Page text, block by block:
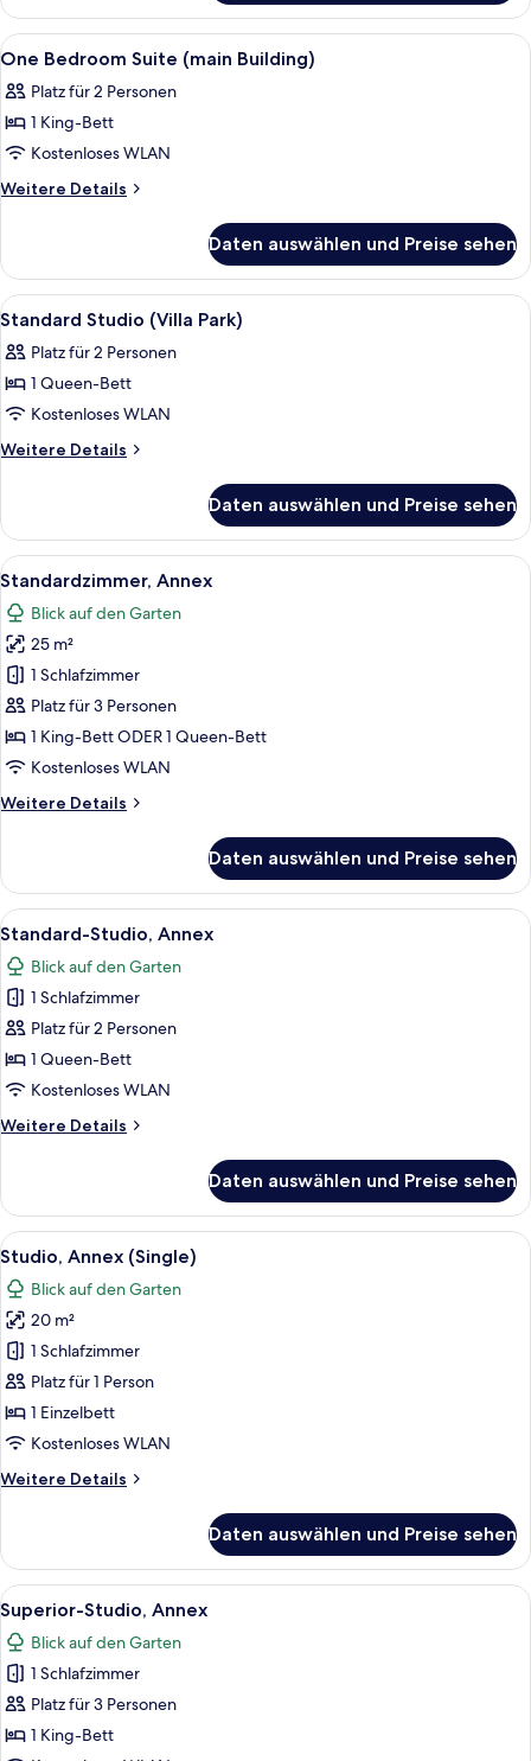
Studio
(villa
Park)
Alle
Fotos
für
One
Bedroom
Suite
anzeigen
Allergikerbettwaren, Zimmersafe,
1
One Bedroom Suite (main Building)
Platz für 2 Personen
1 King-Bett
Kostenloses WLAN
Weitere Details
Weitere
Bedroom
Suite
(main
Daten auswählen und Preise sehen
Alle
Fotos
für
Standard
Studio
(Villa
Allergikerbettwaren, Zimmersafe,
3
Standard Studio (Villa Park)
Platz für 2 Personen
1 Queen-Bett
Kostenloses WLAN
Weitere Details
Weitere
Studio
(Villa
Park)
Daten auswählen und Preise sehen
Alle
Fotos
für
Standardzimmer,
Annex
anzeigen
Ein Hotelzimmer mit einem Bett,
7
Standardzimmer, Annex
Blick auf den Garten
25 m²
1 Schlafzimmer
Platz für 3 Personen
1 King-Bett ODER 1 Queen-Bett
Kostenloses WLAN
Weitere Details
Weitere
Annex
Daten auswählen und Preise sehen
Alle
Fotos
für
Standard-
Studio,
Annex
anzeigen
Allergikerbettwaren, Zimmersafe,
9
Standard-Studio, Annex
Blick auf den Garten
1 Schlafzimmer
Platz für 2 Personen
1 Queen-Bett
Kostenloses WLAN
Weitere Details
Weitere
Studio,
Annex
Daten auswählen und Preise sehen
Alle
Fotos
für
Studio,
Annex
(Single)
anzeigen
Ein Hotelzimmer mit einem Holz-
6
Studio, Annex (Single)
Blick auf den Garten
20 m²
1 Schlafzimmer
Platz für 1 Person
1 Einzelbett
Kostenloses WLAN
Weitere Details
Weitere
Annex
(Single)
Daten auswählen und Preise sehen
Alle
Fotos
für
Superior-
Studio,
Annex
Ein Hotelzimmer mit einem Bett,
11
Superior-Studio, Annex
Blick auf den Garten
1 Schlafzimmer
Platz für 3 Personen
1 King-Bett